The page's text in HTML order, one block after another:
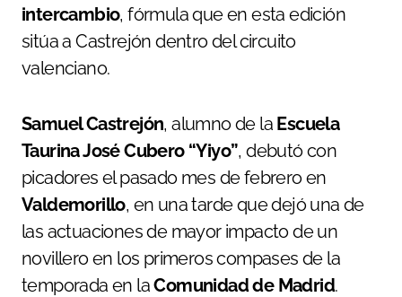
intercambio, fórmula que en esta edición
sitúa a Castrejón dentro del circuito
valenciano.
Samuel Castrejón, alumno de la Escuela
Taurina José Cubero “Yiyo”, debutó con
picadores el pasado mes de febrero en
Valdemorillo, en una tarde que dejó una de
las actuaciones de mayor impacto de un
novillero en los primeros compases de la
temporada en laComunidad de Madrid.